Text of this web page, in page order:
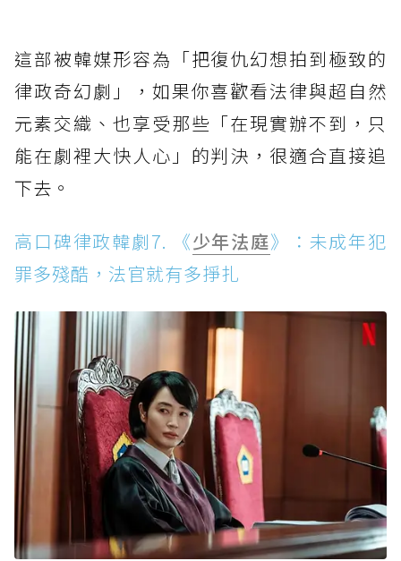
這部被韓媒形容為「把復仇幻想拍到極致的
律政奇幻劇」，如果你喜歡看法律與超自然
元素交織、也享受那些「在現實辦不到，只
能在劇裡大快人心」的判決，很適合直接追
下去。
高口碑律政韓劇7. 《少年法庭》：未成年犯
罪多殘酷，法官就有多掙扎